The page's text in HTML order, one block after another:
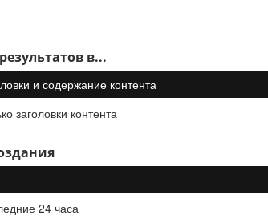
в...
и содержание контента
заголовки контента
24 часа